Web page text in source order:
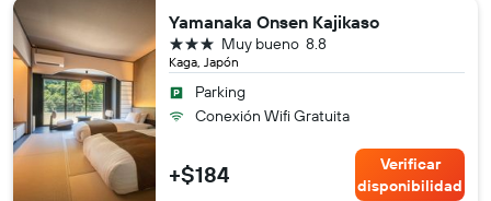
Yamanaka Onsen Kajikaso
Kaga, Japón
8.8
Muy bueno
3 estrellas
Parking
Conexión Wifi Gratuita
+$184
Verificar
disponibilidad